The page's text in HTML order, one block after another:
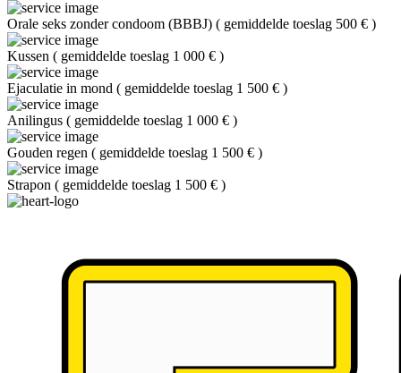
Orale seks zonder condoom (BBBJ) ( gemiddelde toeslag 500 € )
Kussen ( gemiddelde toeslag 1 000 € )
Ejaculatie in mond ( gemiddelde toeslag 1 500 € )
Anilingus ( gemiddelde toeslag 1 000 € )
Gouden regen ( gemiddelde toeslag 1 500 € )
Strapon ( gemiddelde toeslag 1 500 € )